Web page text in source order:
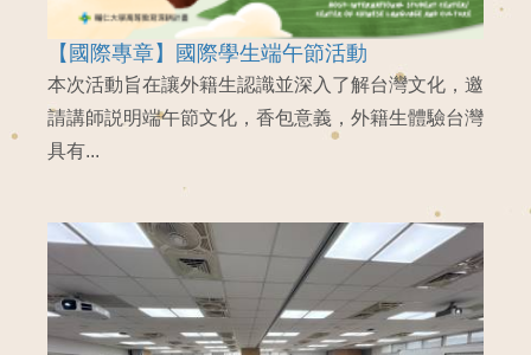
【國際專章】國際學生端午節活動
本次活動旨在讓外籍生認識並深入了解台灣文化，邀
請講師説明端午節文化，香包意義，外籍生體驗台灣
具有...